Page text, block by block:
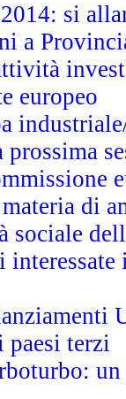
si
a
europeo
di
sociale
paesi terzi